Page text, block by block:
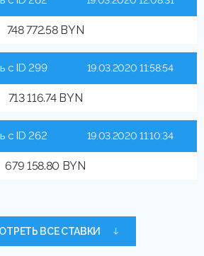
748 772.58 BYN
с ID 299
713 116.74 BYN
19.03.2020 11:58:54
с ID 262
679 158.80 BYN
19.03.2020 11:10:34
ВСЕ СТАВКИ